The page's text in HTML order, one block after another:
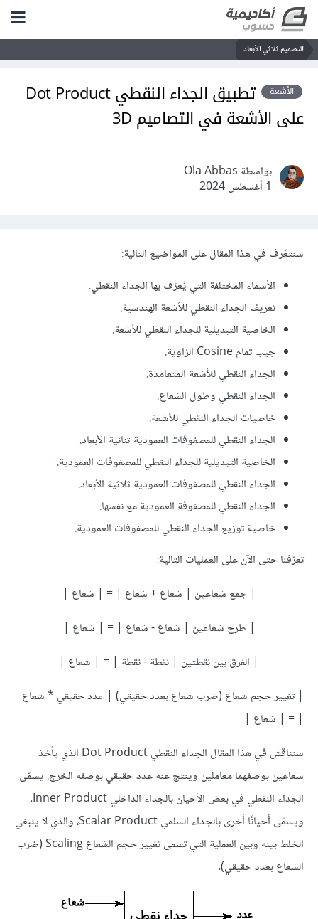
التصميم ثلاثي الأبعاد
الأشعة
تطبيق الجداء النقطي Dot Product
على الأشعة في التصاميم 3D
بواسطة Ola Abbas
1 أغسطس 2024
سنتعّرف في هذا المقال على المواضيع التالية:
الأسماء المختلفة التي يُعرَف بها الجداء النقطي.
تعريف الجداء النقطي للأشعة الهندسية.
الخاصية التبديلية للجداء النقطي للأشعة.
جيب تمام Cosine الزاوية.
الجداء النقطي للأشعة المتعامدة.
الجداء النقطي وطول الشعاع.
خاصيات الجداء النقطي للأشعة.
الجداء النقطي للمصفوفات العمودية ثنائية الأبعاد.
الخاصية التبديلية للجداء النقطي للمصفوفات العمودية.
الجداء النقطي للمصفوفات العمودية ثلاثية الأبعاد.
الجداء النقطي للمصفوفة العمودية مع نفسها.
خاصية توزيع الجداء النقطي للمصفوفات العمودية.
تعرّفنا حتى الآن على العمليات التالية:
‪| جمع شعاعين | شعاع + شعاع | = | شعاع |
| طرح شعاعين | شعاع - شعاع | = | شعاع |
| الفرق بين نقطتين | نقطة - نقطة | = | شعاع |
| تغيير حجم شعاع (ضرب شعاع بعدد حقيقي) | عدد حقيقي * شعاع
| = | شعاع |
سنناقش في هذا المقال الجداء النقطي Dot Product الذي يأخذ
شعاعين بوصفهما معاملَين وينتج عنه عدد حقيقي بوصفه الخرج. يسمّى
الجداء النقطي في بعض الأحيان بالجداء الداخلي Inner Product،
ويسمّى أحيانًا أخرى بالجداء السلمي Scalar Product، والذي لا ينبغي
الخلط بينه وبين العملية التي تسمى تغيير حجم الشعاع Scaling (ضرب
الشعاع بعدد حقيقي).